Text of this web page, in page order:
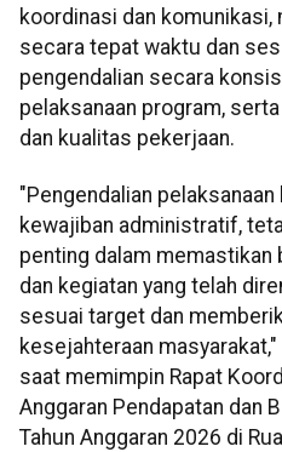
koordinasi dan komunikasi,
secara tepat waktu dan
pengendalian secara
pelaksanaan program,
dan kualitas pekerjaan.
"Pengendalian
kewajiban administratif,
penting dalam memastikan
dan kegiatan yang telah
sesuai target dan
kesejahteraan
saat memimpin Rapat
Anggaran Pendapatan dan
Tahun Anggaran 2026 di